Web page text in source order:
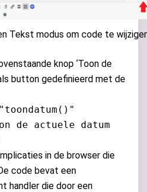
Tekst modus om code te
knop ‘Toon de
button gedefinieerd met de
de actuele datum
in de browser die
code bevat een
handler die door een